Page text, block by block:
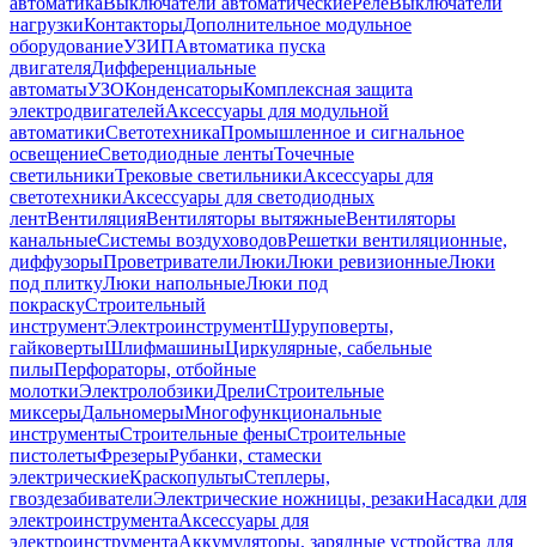
нагрузкиКонтакторыДополнительное модульное
оборудованиеУЗИПАвтоматика пуска
двигателяДифференциальные
автоматыУЗОКонденсаторыКомплексная защита
электродвигателейАксессуары для модульной
автоматикиСветотехникаПромышленное и сигнальное
освещениеСветодиодные лентыТочечные
светильникиТрековые светильникиАксессуары для
светотехникиАксессуары для светодиодных
лентВентиляцияВентиляторы вытяжныеВентиляторы
канальныеСистемы воздуховодовРешетки вентиляционные,
диффузорыПроветривателиЛюкиЛюки ревизионныеЛюки
под плиткуЛюки напольныеЛюки под
покраскуСтроительный
инструментЭлектроинструментШуруповерты,
гайковертыШлифмашиныЦиркулярные, сабельные
пилыПерфораторы, отбойные
молоткиЭлектролобзикиДрелиСтроительные
миксерыДальномерыМногофункциональные
инструментыСтроительные феныСтроительные
пистолетыФрезерыРубанки, стамески
электрическиеКраскопультыСтеплеры,
гвоздезабивателиЭлектрические ножницы, резакиНасадки для
электроинструментаАксессуары для
электроинструментаАккумуляторы, зарядные устройства для